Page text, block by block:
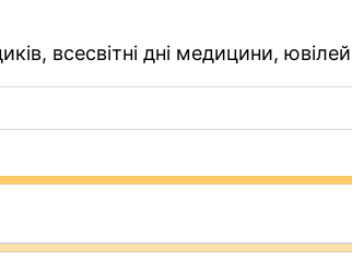
всесвітні дні медицини,